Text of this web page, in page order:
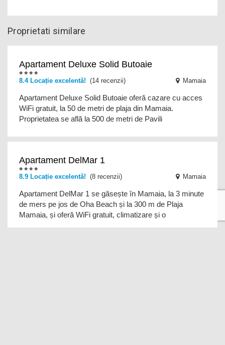
Proprietati similare
Apartament Deluxe Solid Butoaie
8.4 Locație excelentă! (14 recenzii) Mamaia
Apartament Deluxe Solid Butoaie oferă cazare cu acces
WiFi gratuit, la 50 de metri de plaja din Mamaia.
Proprietatea se află la 500 de metri de Pavili
Apartament DelMar 1
8.9 Locație excelentă! (8 recenzii) Mamaia
Apartament DelMar 1 se găsește în Mamaia, la 3 minute
de mers pe jos de Oha Beach și la 300 m de Plaja
Mamaia, și oferă WiFi gratuit, climatizare și o